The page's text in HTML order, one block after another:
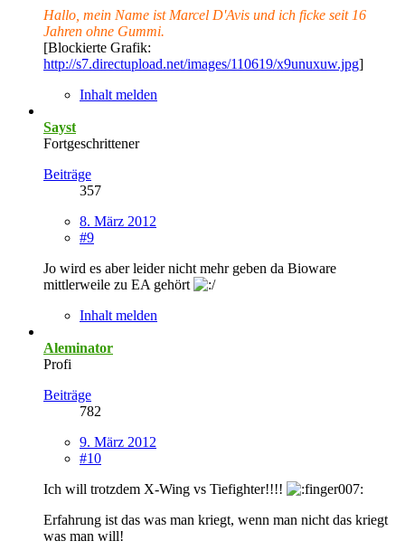
Hallo, mein Name ist Marcel D'Avis und ich ficke seit 16
Jahren ohne Gummi.
[Blockierte Grafik:
http://s7.directupload.net/images/110619/x9unuxuw.jpg]
Inhalt melden
Sayst
Fortgeschrittener
Beiträge
357
8. März 2012
#9
Jo wird es aber leider nicht mehr geben da Bioware
mittlerweile zu EA gehört
Inhalt melden
Aleminator
Profi
Beiträge
782
9. März 2012
#10
Ich will trotzdem X-Wing vs Tiefighter!!!!
Erfahrung ist das was man kriegt, wenn man nicht das kriegt
was man will!